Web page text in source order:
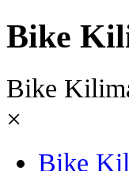
Bike
Bike
×
Bike